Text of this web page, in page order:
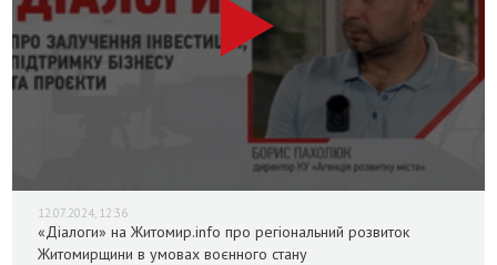
12.07.2024, 12:36
«Діалоги» на Житомир.info про регіональний розвиток
Житомирщини в умовах воєнного стану